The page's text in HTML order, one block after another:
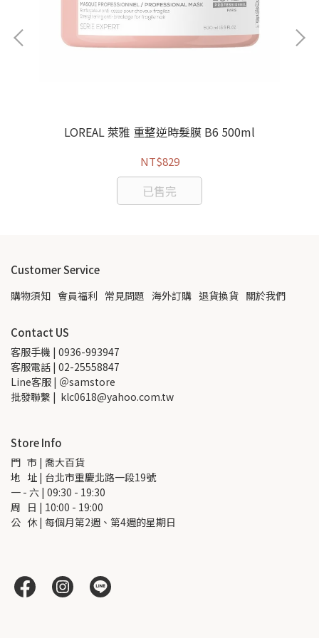
LOREAL 萊雅 重整逆時髮膜 B6 500ml
NT$829
已售完
Customer Service
購物須知 會員福利 常見問題 海外訂購 退貨換貨 關於我們
Contact US
客服手機 | 0936-993947
客服電話 | 02-25558847
Line客服 | ＠samstore
批發聯繫 |  klc0618@yahoo.com.tw
Store Info
門   市 | 喬大百貨
地   址 | 台北市重慶北路一段19號
一 - 六 | 09:30 - 19:30
周   日 | 10:00 - 19:00
公   休 | 每個月第2週、第4週的星期日